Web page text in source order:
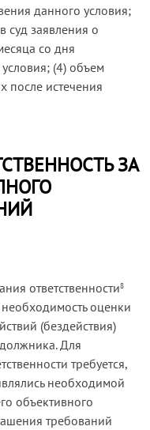
судами первой и
должной оценки,
принятием З. мер,
стабилизацию
частности, суды
экономически
ситуации,
объективного
в который
объеме
данного условия;
суд заявления о
со дня
(4) объем
после истечения
ЗА
ответственности8
оценки
(бездействия)
Для
требуется,
необходимой
объективного
требований